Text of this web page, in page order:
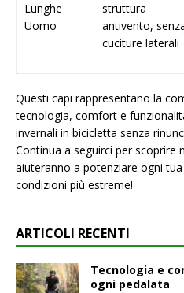
Lunghe
Uomo
struttura
antivento,
cuciture laterali
Questi capi rappresentano la
tecnologia, comfort e
invernali in bicicletta senza
Continua a seguirci per scoprire
aiuteranno a potenziare ogni
condizioni più estreme!
ARTICOLI RECENTI
Tecnologia e
ogni pedalata